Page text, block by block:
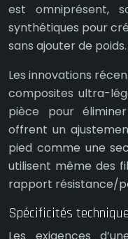
est omniprésent,
synthétiques pour
sans ajouter de poids.
Les innovations
composites ultra-
pièce pour
offrent un
pied comme une
utilisent même des
rapport résistance/
Spécificités
Les exigences